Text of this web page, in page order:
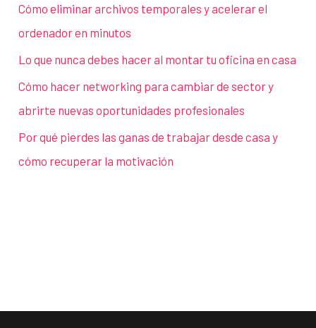
Cómo eliminar archivos temporales y acelerar el
ordenador en minutos
Lo que nunca debes hacer al montar tu oficina en casa
Cómo hacer networking para cambiar de sector y
abrirte nuevas oportunidades profesionales
Por qué pierdes las ganas de trabajar desde casa y
cómo recuperar la motivación